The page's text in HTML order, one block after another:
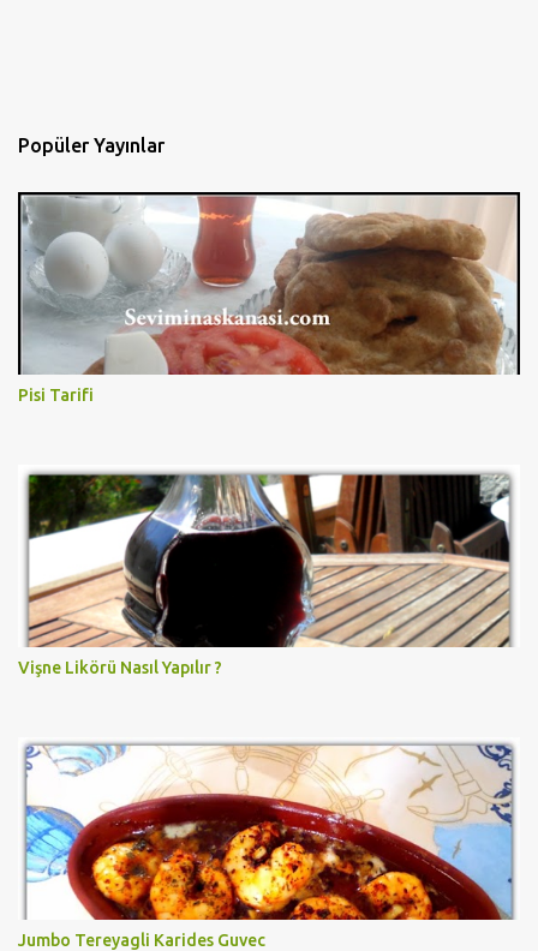
Popüler Yayınlar
Pisi Tarifi
Vişne Likörü Nasıl Yapılır ?
Jumbo Tereyagli Karides Guvec